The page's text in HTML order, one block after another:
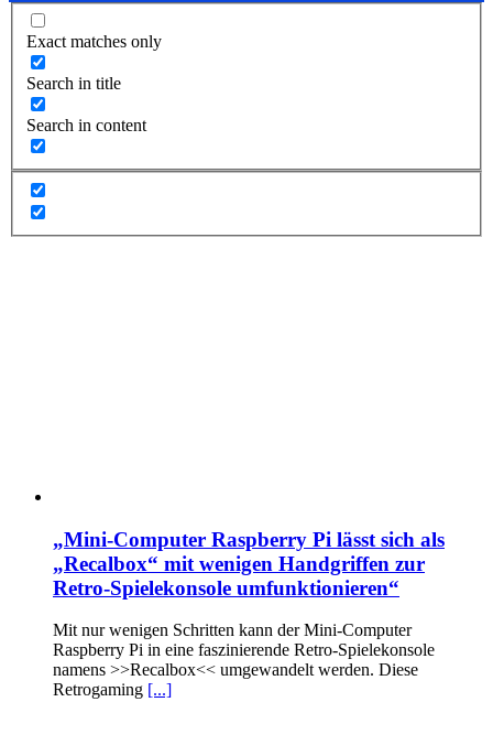
Exact matches only
Search in title
Search in content
„Mini-Computer Raspberry Pi lässt sich als
„Recalbox“ mit wenigen Handgriffen zur
Retro-Spielekonsole umfunktionieren“
Mit nur wenigen Schritten kann der Mini-Computer
Raspberry Pi in eine faszinierende Retro-Spielekonsole
namens >>Recalbox<< umgewandelt werden. Diese
Retrogaming [...]